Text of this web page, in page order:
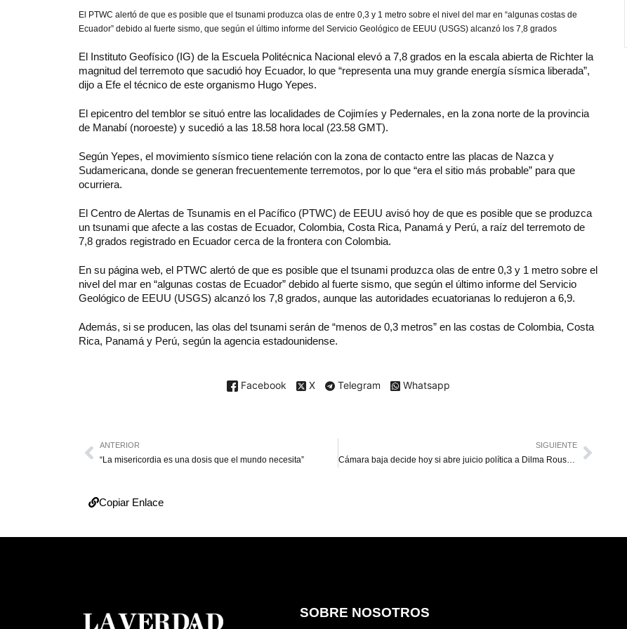
El PTWC alertó de que es posible que el tsunami produzca olas de entre 0,3 y 1 metro sobre el nivel del mar en “algunas costas de
Ecuador” debido al fuerte sismo, que según el último informe del Servicio Geológico de EEUU (USGS) alcanzó los 7,8 grados
El Instituto Geofísico (IG) de la Escuela Politécnica Nacional elevó a 7,8 grados en la escala abierta de Richter la
magnitud del terremoto que sacudió hoy Ecuador, lo que “representa una muy grande energía sísmica liberada”,
dijo a Efe el técnico de este organismo Hugo Yepes.
El epicentro del temblor se situó entre las localidades de Cojimíes y Pedernales, en la zona norte de la provincia
de Manabí (noroeste) y sucedió a las 18.58 hora local (23.58 GMT).
Según Yepes, el movimiento sísmico tiene relación con la zona de contacto entre las placas de Nazca y
Sudamericana, donde se generan frecuentemente terremotos, por lo que “era el sitio más probable” para que
ocurriera.
El Centro de Alertas de Tsunamis en el Pacífico (PTWC) de EEUU avisó hoy de que es posible que se produzca
un tsunami que afecte a las costas de Ecuador, Colombia, Costa Rica, Panamá y Perú, a raíz del terremoto de
7,8 grados registrado en Ecuador cerca de la frontera con Colombia.
En su página web, el PTWC alertó de que es posible que el tsunami produzca olas de entre 0,3 y 1 metro sobre el
nivel del mar en “algunas costas de Ecuador” debido al fuerte sismo, que según el último informe del Servicio
Geológico de EEUU (USGS) alcanzó los 7,8 grados, aunque las autoridades ecuatorianas lo redujeron a 6,9.
Además, si se producen, las olas del tsunami serán de “menos de 0,3 metros” en las costas de Colombia, Costa
Rica, Panamá y Perú, según la agencia estadounidense.
Facebook X Telegram Whatsapp
ANTERIOR
“La misericordia es una dosis que el mundo necesita”
SIGUIENTE
Cámara baja decide hoy si abre juicio política a Dilma Rousseff
Copiar Enlace
SOBRE NOSOTROS